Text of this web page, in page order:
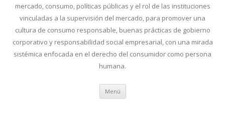
mercado, consumo, políticas públicas y el rol de las instituciones
vinculadas a la supervisión del mercado, para promover una
cultura de consumo responsable, buenas prácticas de gobierno
corporativo y responsabilidad social empresarial, con una mirada
sistémica enfocada en el derecho del consumidor como persona
humana.
Menú Ir
contenido